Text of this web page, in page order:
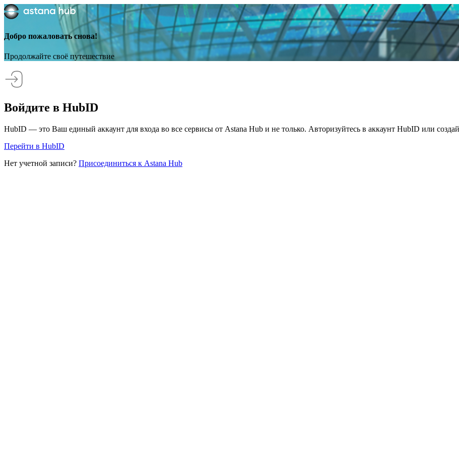
Добро пожаловать снова!
Продолжайте своё путешествие
Войдите в HubID
HubID — это Ваш единый аккаунт для входа во все сервисы от Astana Hub и не только. Авторизуйтесь в аккаунт HubID или
Перейти в HubID
Нет учетной записи? Присоединиться к Astana Hub